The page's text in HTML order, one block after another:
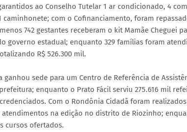
ao Conselho Tutelar 1 ar condicionado, 4
com o Cofinanciamento, foram
742 gestantes receberam o kit Mamãe Cheguei
governo estadual; enquanto 329 famílias foram
R$ 526.300 mil.
sede para um Centro de Referência de
enquanto o Prato Fácil serviu 275.616 mil
Com o Rondônia Cidadã foram
atendimentos na edição no distrito de Riozinho;
cursos ofertados.